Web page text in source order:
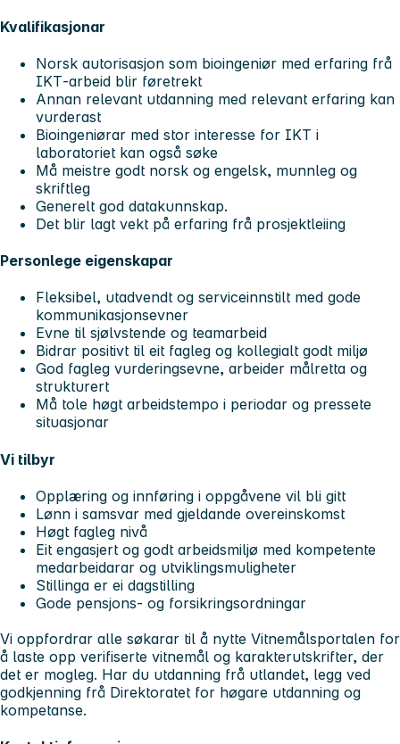
Kvalifikasjonar
Norsk autorisasjon som bioingeniør med erfaring frå
IKT‑arbeid blir føretrekt
Annan relevant utdanning med relevant erfaring kan
vurderast
Bioingeniørar med stor interesse for IKT i
laboratoriet kan også søke
Må meistre godt norsk og engelsk, munnleg og
skriftleg
Generelt god datakunnskap.
Det blir lagt vekt på erfaring frå prosjektleiing
Personlege eigenskapar
Fleksibel, utadvendt og serviceinnstilt med gode
kommunikasjonsevner
Evne til sjølvstende og teamarbeid
Bidrar positivt til eit fagleg og kollegialt godt miljø
God fagleg vurderingsevne, arbeider målretta og
strukturert
Må tole høgt arbeidstempo i periodar og pressete
situasjonar
Vi tilbyr
Opplæring og innføring i oppgåvene vil bli gitt
Lønn i samsvar med gjeldande overeinskomst
Høgt fagleg nivå
Eit engasjert og godt arbeidsmiljø med kompetente
medarbeidarar og utviklingsmuligheter
Stillinga er ei dagstilling
Gode pensjons- og forsikringsordningar
Vi oppfordrar alle søkarar til å nytte Vitnemålsportalen for
å laste opp verifiserte vitnemål og karakterutskrifter, der
det er mogleg. Har du utdanning frå utlandet, legg ved
godkjenning frå Direktoratet for høgare utdanning og
kompetanse.